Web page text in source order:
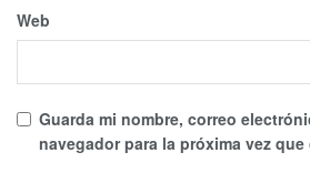
Web
Guarda mi nombre, correo
navegador para la próxima vez que